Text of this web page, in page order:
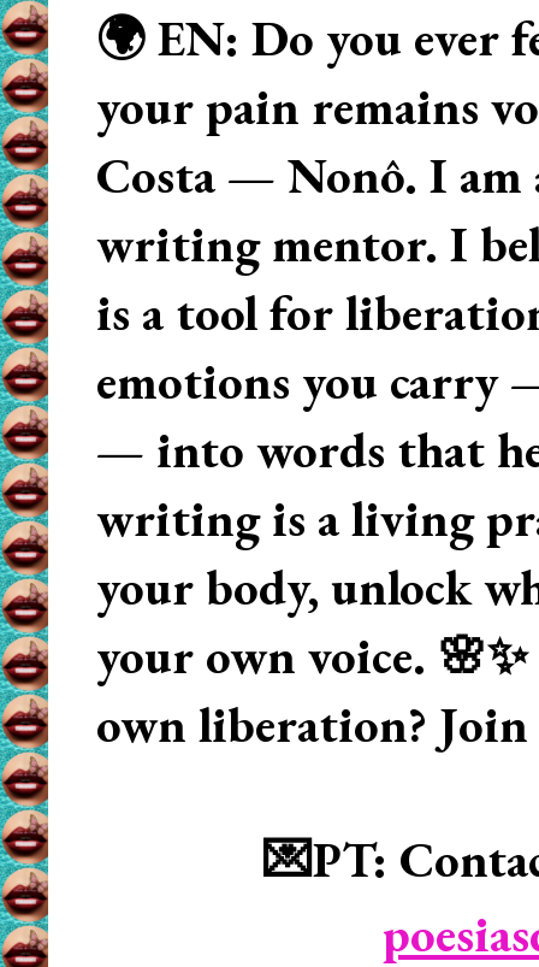
🌍 EN: Do you ever
your pain remains
Costa — Nonô. I am
writing mentor. I
is a tool for
emotions you carry
— into words that
writing is a living
your body, unlock
your own voice.
own liberation? Join
💌PT: